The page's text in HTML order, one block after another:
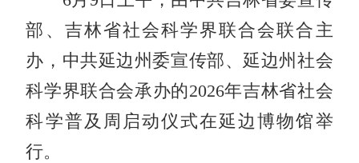
部、吉林省社会科学界联合会联合主
办，中共延边州委宣传部、延边州社会
科学界联合会承办的2026年吉林省社会
科学普及周启动仪式在延边博物馆举
行。